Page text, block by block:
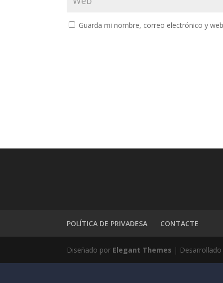
Guarda mi nombre, correo electrónico y
POLÍTICA DE PRIVADESA CONTACTE
Diseñado por Elegant Themes |